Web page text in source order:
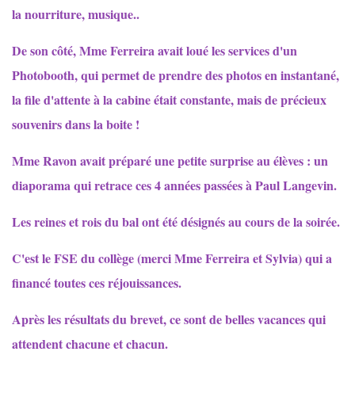
la nourriture, musique..
De son côté, Mme Ferreira avait loué les services d'un
Photobooth, qui permet de prendre des photos en instantané,
la file d'attente à la cabine était constante, mais de précieux
souvenirs dans la boite !
Mme Ravon avait préparé une petite surprise au élèves : un
diaporama qui retrace ces 4 années passées à Paul Langevin.
Les reines et rois du bal ont été désignés au cours de la soirée.
C'est le FSE du collège (merci Mme Ferreira et Sylvia) qui a
financé toutes ces réjouissances.
Après les résultats du brevet, ce sont de belles vacances qui
attendent chacune et chacun.